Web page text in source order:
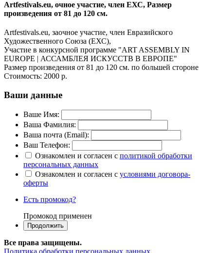
Artfestivals.eu, очное участие, член ЕХС, Размер
произведения от 81 до 120 см.
Artfestivals.eu, заочное участие, член Евразийского
Художественного Союза (ЕХС),
Участие в конкурсной программе "ART ASSEMBLY IN
EUROPE | АССАМБЛЕЯ ИСКУССТВ В ЕВРОПЕ"
Размер произведения от 81 до 120 см. по большей стороне
Стоимость: 2000 р.
Ваши данные
Ваше Имя:
Ваша Фамилия:
Ваша почта (Email):
Ваш Телефон:
Ознакомлен и согласен с политикой обработки
персональных данных
Ознакомлен и согласен с условиями договора-
оферты
Есть промокод?
Промокод применен
Все права защищены.
Политика обработки персональных данных